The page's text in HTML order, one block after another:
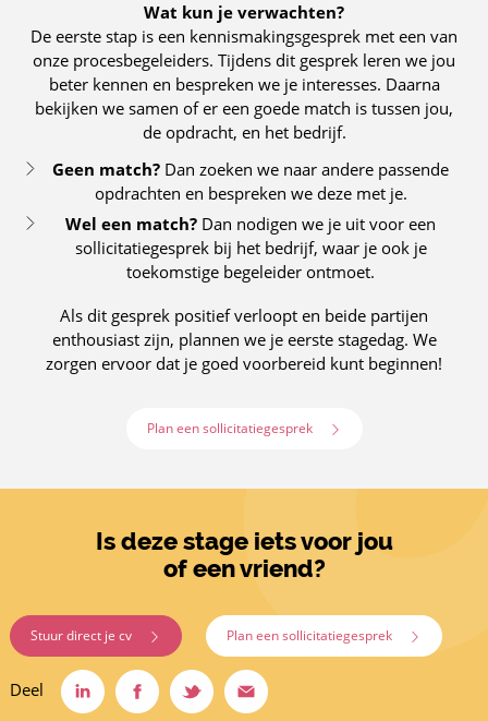
Wat kun je verwachten?
De eerste stap is een kennismakingsgesprek met een van
onze procesbegeleiders. Tijdens dit gesprek leren we jou
beter kennen en bespreken we je interesses. Daarna
bekijken we samen of er een goede match is tussen jou,
de opdracht, en het bedrijf.
Geen match? Dan zoeken we naar andere passende
opdrachten en bespreken we deze met je.
Wel een match? Dan nodigen we je uit voor een
sollicitatiegesprek bij het bedrijf, waar je ook je
toekomstige begeleider ontmoet.
Als dit gesprek positief verloopt en beide partijen
enthousiast zijn, plannen we je eerste stagedag. We
zorgen ervoor dat je goed voorbereid kunt beginnen!
Plan een sollicitatiegesprek
Is deze stage iets voor jou
of een vriend?
Stuur direct je cv Plan een sollicitatiegesprek
Deel